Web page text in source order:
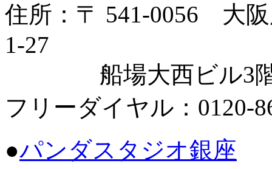
住所：〒 541-0056 大
1-27
船場大西ビル3階
フリーダイヤル：0120-
●パンダスタジオ銀座